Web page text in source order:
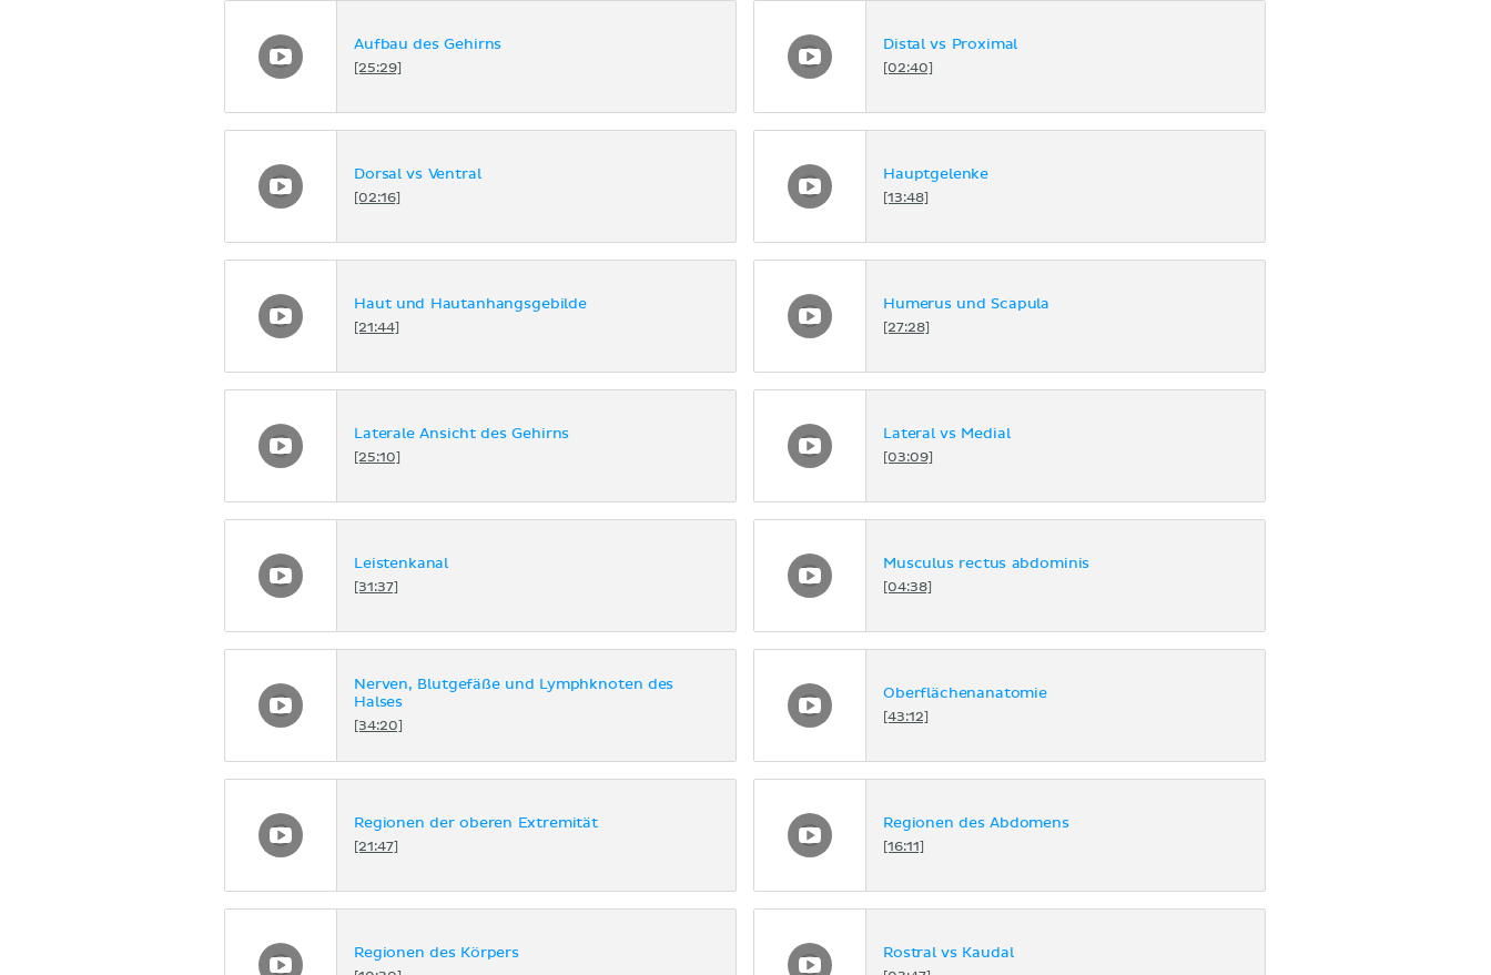
Aufbau des Gehirns
[25:29]
Distal vs Proximal
[02:40]
Dorsal vs Ventral
[02:16]
Hauptgelenke
[13:48]
Haut und Hautanhangsgebilde
[21:44]
Humerus und Scapula
[27:28]
Laterale Ansicht des Gehirns
[25:10]
Lateral vs Medial
[03:09]
Leistenkanal
[31:37]
Musculus rectus abdominis
[04:38]
Nerven, Blutgefäße und Lymphknoten des
Halses
[34:20]
Oberflächenanatomie
[43:12]
Regionen der oberen Extremität
[21:47]
Regionen des Abdomens
[16:11]
Regionen des Körpers Rostral vs Kaudal